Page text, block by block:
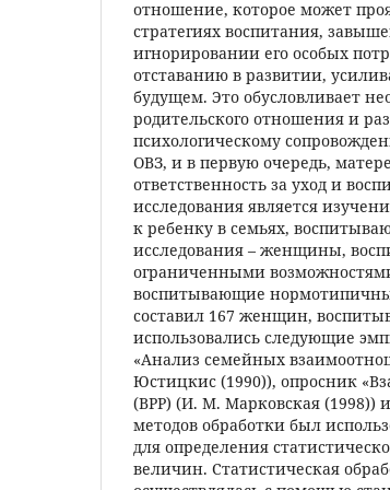
отношение, которое может
стратегиях воспитания,
игнорировании его особых
отставанию в развитии,
будущем. Это обусловливает
родительского отношения и
психологическому
ОВЗ, и в первую очередь,
ответственность за уход и
исследования является
к ребенку в семьях,
исследования – женщины,
ограниченными
воспитывающие
составил 167 женщин,
использовались следующие
«Анализ семейных
Юстицкис (1990)), опросник
(ВРР) (И. М. Марковская (1998))
методов обработки был
для определения
величин. Статистическая